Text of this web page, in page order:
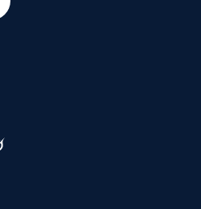
inventory id, Title, Rating,